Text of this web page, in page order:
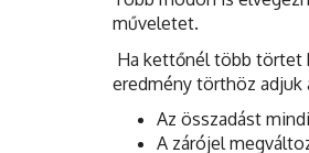
műveletet.
Ha kettőnél több törtet
eredmény törthöz
Az összadást
A zárójel